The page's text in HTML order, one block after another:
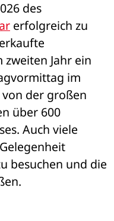
erfolgreich zu
Jahr ein
im
der großen
über 600
Auch viele
besuchen und die